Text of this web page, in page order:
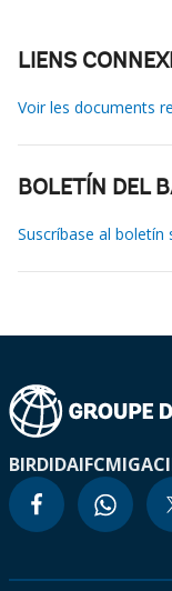
LIENS
Voir les documents
BOLETÍN DEL
Suscríbase al
BIRDIDAIFCMIGA